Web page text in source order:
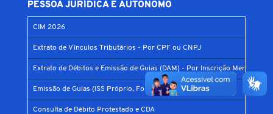
PESSOA JURÍDICA E AUTÔNOMO
CIM 2026
Extrato de Vínculos Tributários - Por CPF ou CNPJ
Extrato de Débitos e Emissão de Guias (DAM) - Por Inscrição Mercantil
Emissão de Guias (ISS Próprio, Fonte, Parcelamento Prefis)
Consulta de Débito Protestado e CDA